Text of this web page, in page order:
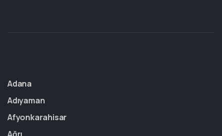
Adana
Adıyaman
Afyonkarahisar